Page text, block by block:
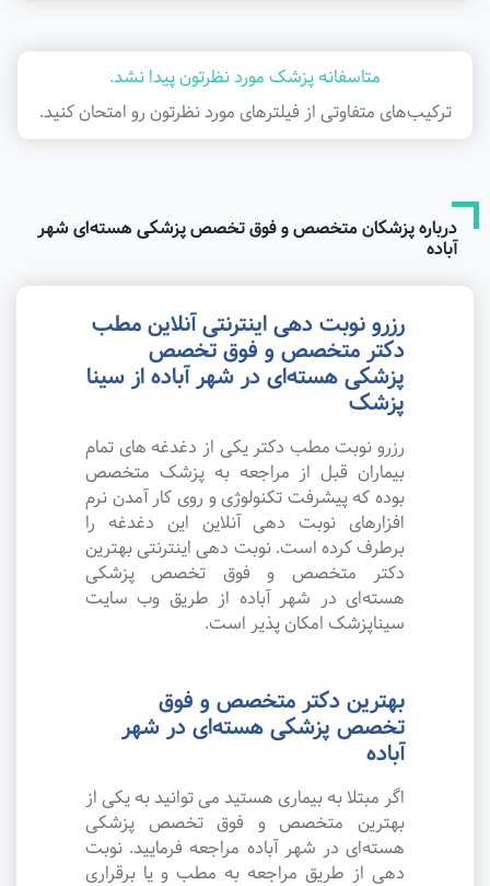
متاسفانه پزشک مورد نظرتون پیدا نشد.
ترکیب‌های متفاوتی از فیلتر‌های مورد نظرتون رو امتحان کنید.
درباره پزشکان متخصص و فوق تخصص پزشکی هسته‌ای شهر
آباده
رزرو نوبت دهی اینترنتی آنلاین مطب
دکتر متخصص و فوق تخصص
پزشکی هسته‌ای در شهر آباده از سینا
پزشک
رزرو نوبت مطب دکتر یکی از دغدغه های تمام
بیماران قبل از مراجعه به پزشک متخصص
بوده که پیشرفت تکنولوژی و روی کار آمدن نرم
افزارهای نوبت دهی آنلاین این دغدغه را
برطرف کرده است. نوبت دهی اینترنتی بهترین
دکتر متخصص و فوق تخصص پزشکی
هسته‌ای در شهر آباده از طریق وب سایت
سیناپزشک امکان پذیر است.
بهترین دکتر متخصص و فوق
تخصص پزشکی هسته‌ای در شهر
آباده
اگر مبتلا به بیماری هستید می توانید به یکی از
بهترین متخصص و فوق تخصص پزشکی
هسته‌ای در شهر آباده مراجعه فرمایید. نوبت
دهی از طریق مراجعه به مطب و یا برقراری